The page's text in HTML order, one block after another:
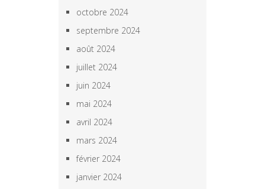
octobre 2024
septembre 2024
août 2024
juillet 2024
juin 2024
mai 2024
avril 2024
mars 2024
février 2024
janvier 2024